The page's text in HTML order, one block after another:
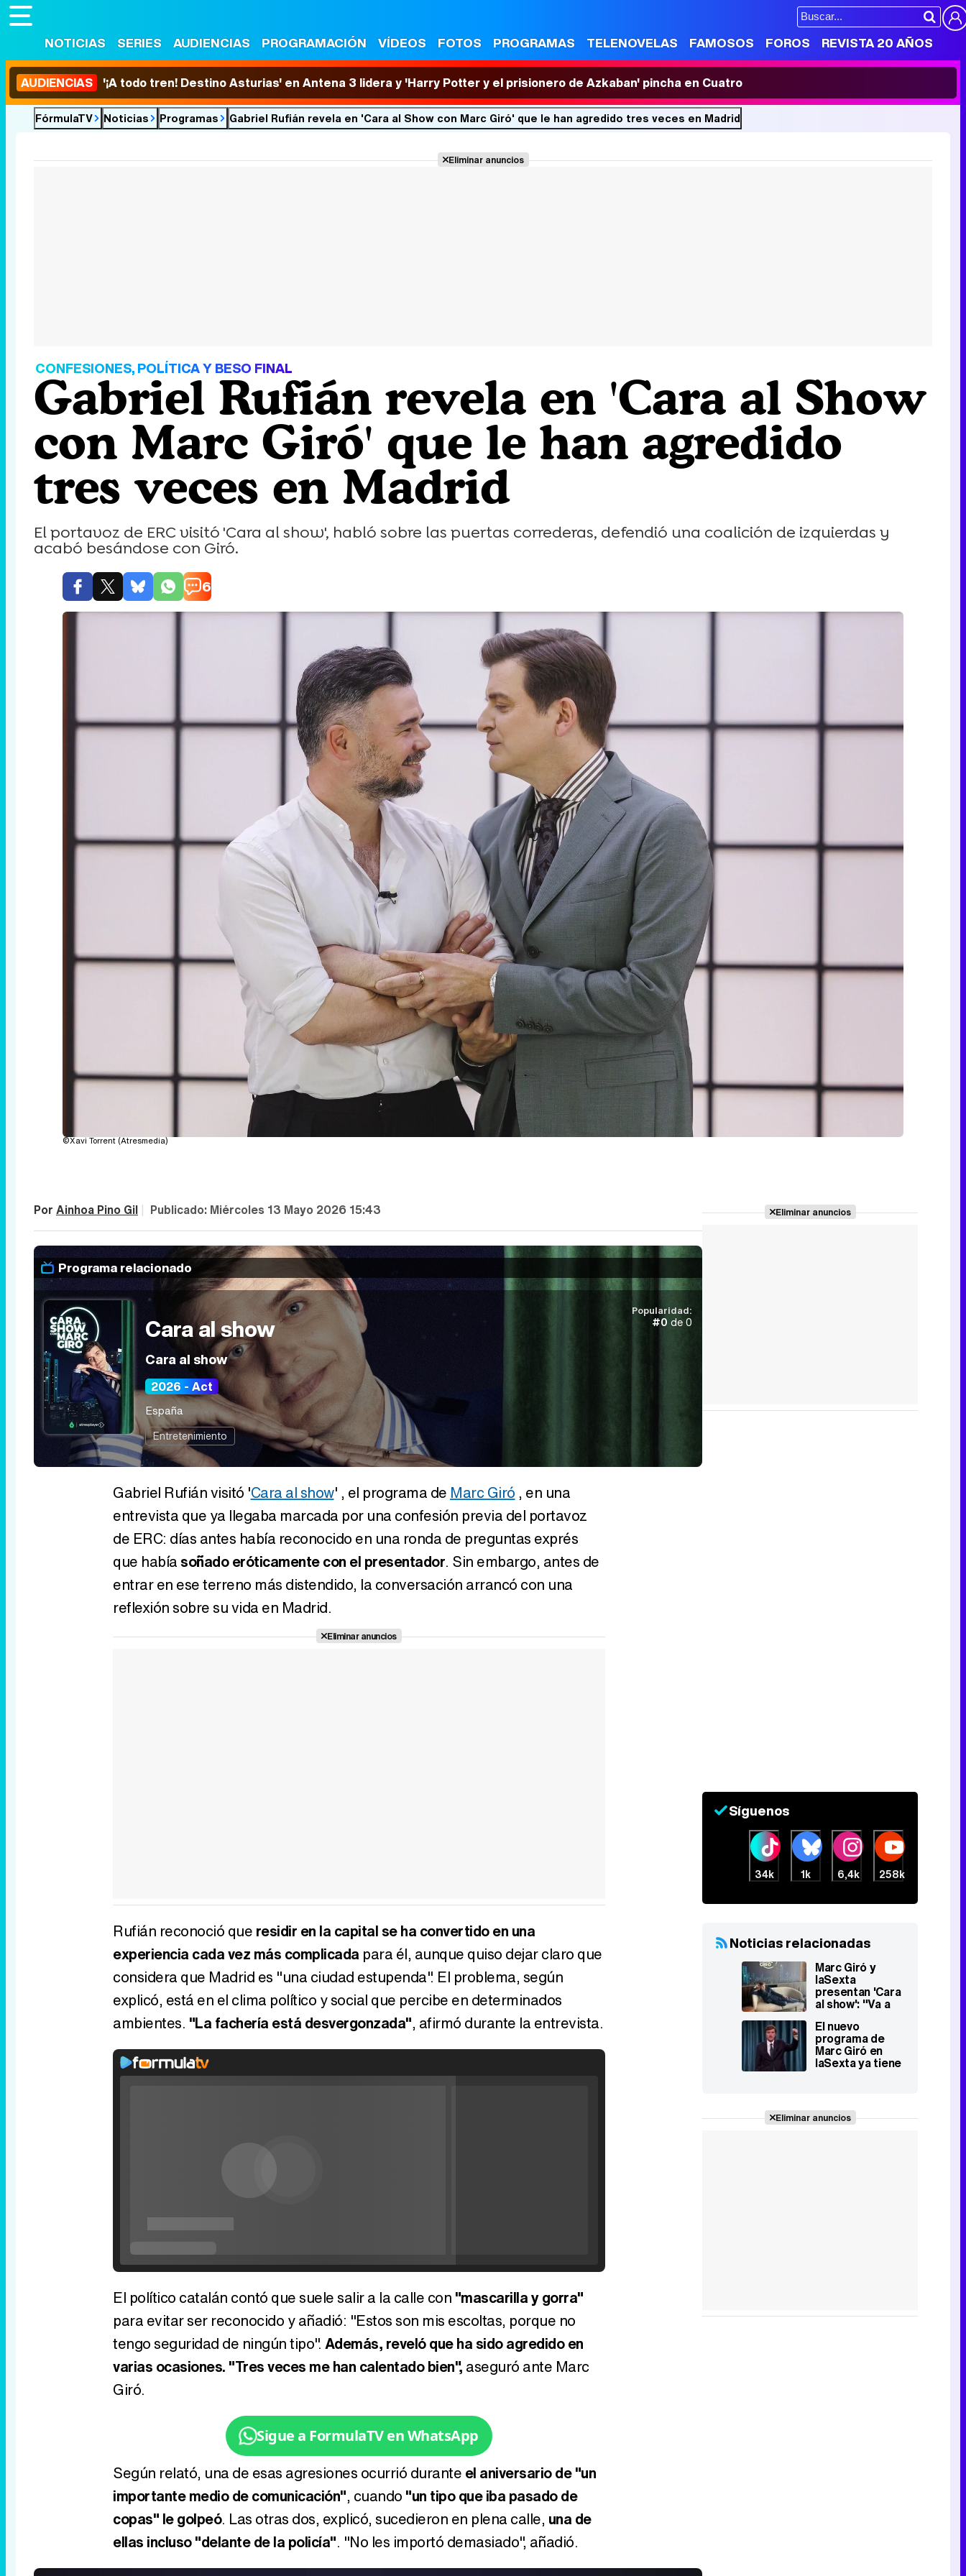
NOTICIAS SERIES AUDIENCIAS PROGRAMACIÓN VÍDEOS FOTOS PROGRAMAS TELENOVELAS FAMOSOS FOROS REVISTA 20 AÑOS
AUDIENCIAS '¡A todo tren! Destino Asturias' en Antena 3 lidera y 'Harry Potter y el prisionero de Azkaban' pincha en Cuatro
FórmulaTV Noticias Programas Gabriel Rufián revela en 'Cara al Show con Marc Giró' que le han agredido tres veces en Madrid
Eliminar anuncios
CONFESIONES, POLÍTICA Y BESO FINAL
Gabriel Rufián revela en 'Cara al Show
con Marc Giró' que le han agredido
tres veces en Madrid
El portavoz de ERC visitó 'Cara al show', habló sobre las puertas correderas, defendió una coalición de izquierdas y
acabó besándose con Giró.
6
©Xavi Torrent (Atresmedia)
Por Ainhoa Pino Gil | Publicado: Miércoles 13 Mayo 2026 15:43
Programa relacionado
Cara al show
Cara al show
2026 - Act
España
Entretenimiento
Popularidad:
#0 de 0
Gabriel Rufián visitó 'Cara al show' , el programa de Marc Giró , en una
entrevista que ya llegaba marcada por una confesión previa del portavoz
de ERC: días antes había reconocido en una ronda de preguntas exprés
que habíasoñado eróticamente con el presentador. Sin embargo, antes de
entrar en ese terreno más distendido, la conversación arrancó con una
reflexión sobre su vida en Madrid.
Eliminar anuncios
Rufián reconoció que residir en la capital se ha convertido en una
experiencia cada vez más complicada para él, aunque quiso dejar claro que
considera que Madrid es "una ciudad estupenda". El problema, según
explicó, está en el clima político y social que percibe en determinados
ambientes. "La fachería está desvergonzada", afirmó durante la entrevista.
Video
Tráiler de la tercera temporada de 'The Walking Dead: Dead City' de AMC+
El político catalán contó que suele salir a la calle con "mascarilla y gorra"
para evitar ser reconocido y añadió: "Estos son mis escoltas, porque no
tengo seguridad de ningún tipo". Además, reveló que ha sido agredido en
varias ocasiones. "Tres veces me han calentado bien", aseguró ante Marc
Giró.
Sigue a FormulaTV en WhatsApp
Según relató, una de esas agresiones ocurrió durante el aniversario de "un
importante medio de comunicación", cuando "un tipo que iba pasado de
copas" le golpeó. Las otras dos, explicó, sucedieron en plena calle, una de
ellas incluso "delante de la policía". "No les importó demasiado", añadió.
Eliminar anuncios
Síguenos
34k 1k 6,4k 258k
Noticias relacionadas
Marc Giró y
laSexta
presentan 'Cara
al show': "Va a
sabemos que va
a pasar, pero os
va a sorprender"
El nuevo
programa de
Marc Giró en
laSexta ya tiene
Eliminar anuncios